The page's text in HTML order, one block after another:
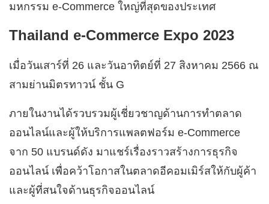
มหกรรม e-Commerce ใหญ่ที่สุดของประเทศ
Thailand e-Commerce Expo 2023
เมื่อวันเสาร์ที่ 26 และวันอาทิตย์ที่ 27 สิงหาคม 2566 ณ
สามย่านมิตรทาวน์ ชั้น G
ภายในงานได้รวบรวมผู้เชี่ยวชาญด้านการทำตลาด
ออนไลน์และผู้ให้บริการแพลตฟอร์ม e-Commerce
จาก 50 แบรนด์ดัง มาแชร์เรื่องราวสร้างการธุรกิจ
ออนไลน์ เพื่อคว้าโอกาสในตลาดอีคอมเมิร์สให้กับผู้ค้า
และผู้ที่สนใจด้านธุรกิจออนไลน์